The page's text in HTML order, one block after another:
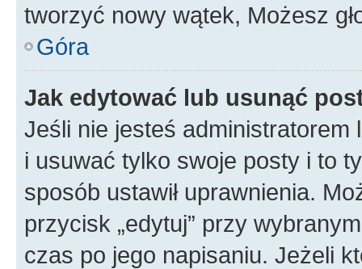
tworzyć nowy wątek, Możesz
Góra
Jak edytować lub usunąć
Jeśli nie jesteś
i usuwać tylko swoje posty i to
sposób ustawił uprawnienia.
przycisk „edytuj” przy
czas po jego napisaniu. Jeżeli